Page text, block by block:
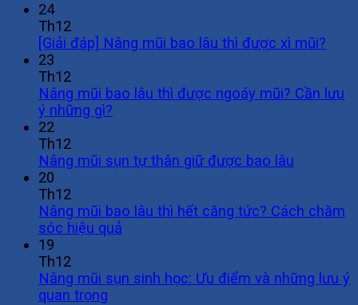
24
Th12
[Giải đáp] Nâng mũi bao lâu thì được xì mũi?
23
Th12
Nâng mũi bao lâu thì được ngoáy mũi? Cần lưu
ý những gì?
22
Th12
Nâng mũi sụn tự thân giữ được bao lâu
20
Th12
Nâng mũi bao lâu thì hết căng tức? Cách chăm
sóc hiệu quả
19
Th12
Nâng mũi sụn sinh học: Ưu điểm và những lưu ý
quan trọng